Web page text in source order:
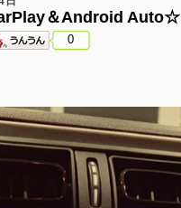
＆Android Auto☆
0